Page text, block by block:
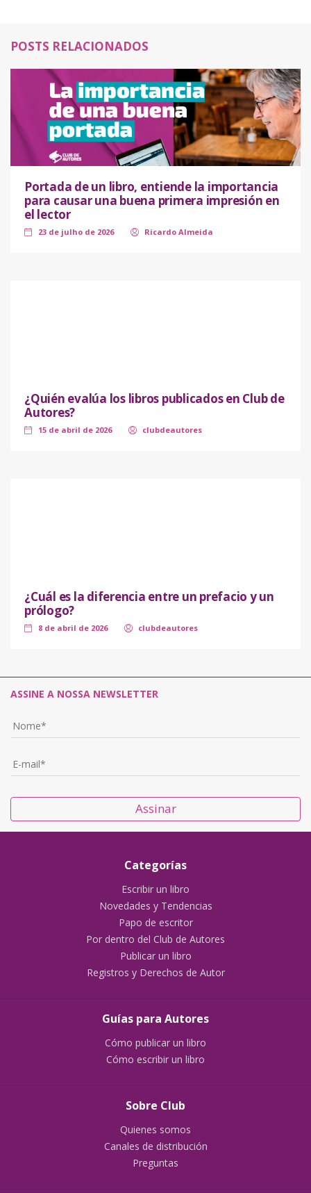
POSTS RELACIONADOS
Portada de un libro, entiende la importancia
para causar una buena primera impresión en
el lector
23 de julho de 2026 Ricardo Almeida
¿Quién evalúa los libros publicados en Club de
Autores?
15 de abril de 2026 clubdeautores
¿Cuál es la diferencia entre un prefacio y un
prólogo?
8 de abril de 2026 clubdeautores
ASSINE A NOSSA NEWSLETTER
Assinar
Categorías
Escribir un libro
Novedades y Tendencias
Papo de escritor
Por dentro del Club de Autores
Publicar un libro
Registros y Derechos de Autor
Guías para Autores
Cómo publicar un libro
Cómo escribir un libro
Sobre Club
Quienes somos
Canales de distribución
Preguntas